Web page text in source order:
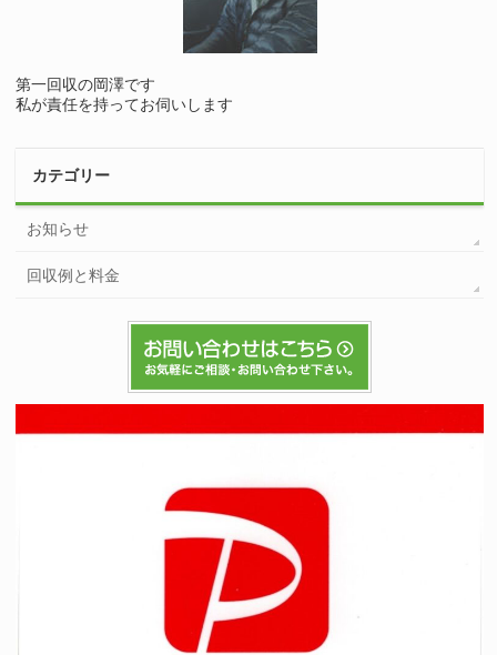
第一回収の岡澤です
私が責任を持ってお伺いします
カテゴリー
お知らせ
回収例と料金